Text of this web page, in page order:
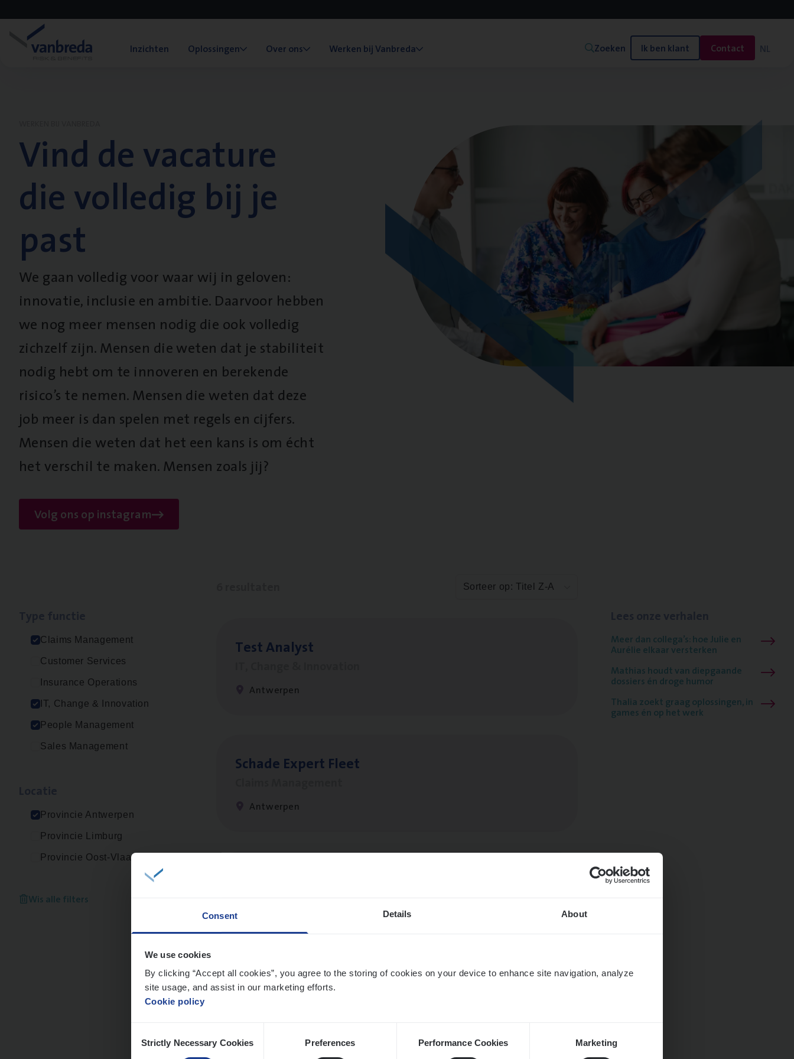
Consent Details About
We use cookies
By clicking “Accept all cookies”, you agree to the storing of cookies on your device to enhance site navigation, analyze
site usage, and assist in our marketing efforts.
Cookie policy
Selection
Strictly Necessary Cookies Preferences Performance Cookies Marketing
Inzichten Oplossingen Over ons Werken bij Vanbreda Zoeken Ik ben klant Contact NL
Vind de vacature
die volledig bij je
past
We gaan volledig voor waar wij in geloven:
innovatie, inclusie en ambitie. Daarvoor hebben
we nog meer mensen nodig die ook volledig
zichzelf zijn. Mensen die weten dat je stabiliteit
nodig hebt om te innoveren en berekende
risico’s te nemen. Mensen die weten dat deze
job meer is dan spelen met regels en cijfers.
Mensen die weten dat het een kans is om écht
het verschil te maken. Mensen zoals jij?
Volg ons op instagram
Claims Management
Customer Services
Insurance Operations
IT, Change & Innovation
People Management
Sales Management
Provincie Antwerpen
Provincie Limburg
Provincie Oost-Vlaanderen
Wis alle filters
Sorteer op: Titel Z-A
Test Ana­lyst
Antwerpen
Scha­de Expert Fleet
Antwerpen
Claims­hand­ler Fleet
Antwerpen
Meer dan collega’s: hoe Julie en
Aurélie elkaar versterken
Mathias houdt van diepgaande
dossiers én droge humor
Thalia zoekt graag oplossingen, in
games én op het werk